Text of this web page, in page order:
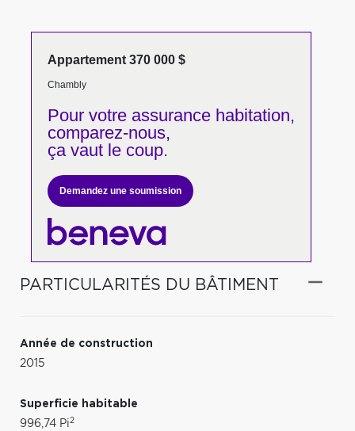
Appartement 370 000 $
Chambly
Pour votreassurance habitation,
comparez-nous,
ça vaut le coup.
Demandez une soumission
PARTICULARITÉS DU BÂTIMENT
Année de construction
2015
Superficie habitable
996,74 Pi2